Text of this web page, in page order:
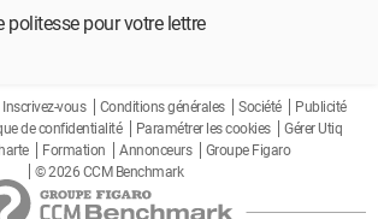
politesse pour votre lettre
Inscrivez-vous Conditions générales Société
Publicité
de confidentialité Paramétrer les cookies
Gérer Utiq
Formation Annonceurs
Groupe Figaro
© 2026 CCM Benchmark